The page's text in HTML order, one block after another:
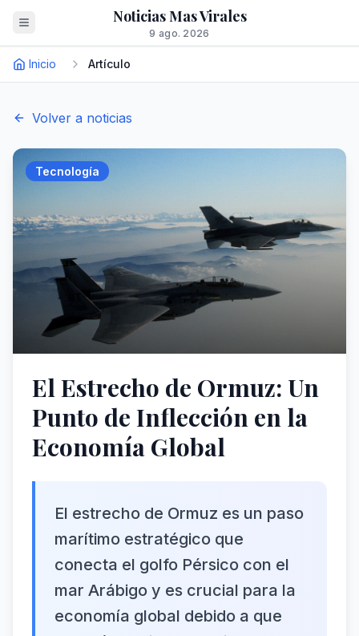
Noticias Mas Virales
9 ago. 2026
Inicio Artículo
Volver a noticias
Tecnología
El Estrecho de Ormuz: Un
Punto de Inflección en la
Economía Global
El estrecho de Ormuz es un paso
marítimo estratégico que
conecta el golfo Pérsico con el
mar Arábigo y es crucial para la
economía global debido a que